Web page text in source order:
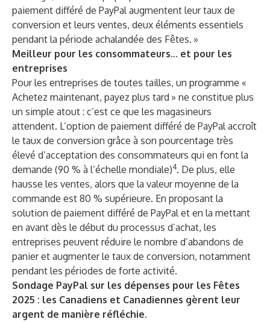
paiement différé de PayPal augmentent leur taux de
conversion et leurs ventes, deux éléments essentiels
pendant la période achalandée des Fêtes. »
Meilleur pour les consommateurs... et pour les
entreprises
Pour les entreprises de toutes tailles, un programme «
Achetez maintenant, payez plus tard » ne constitue plus
un simple atout : c’est ce que les magasineurs
attendent. L’option de paiement différé de PayPal accroît
le taux de conversion grâce à son pourcentage très
élevé d’acceptation des consommateurs qui en font la
demande (90 % à l’échelle mondiale)4. De plus, elle
hausse les ventes, alors que la valeur moyenne de la
commande est 80 % supérieure. En proposant la
solution de paiement différé de PayPal et en la mettant
en avant dès le début du processus d’achat, les
entreprises peuvent réduire le nombre d’abandons de
panier et augmenter le taux de conversion, notamment
pendant les périodes de forte activité.
Sondage PayPal sur les dépenses pour les Fêtes
2025 : les Canadiens et Canadiennes gèrent leur
argent de manière réfléchie.